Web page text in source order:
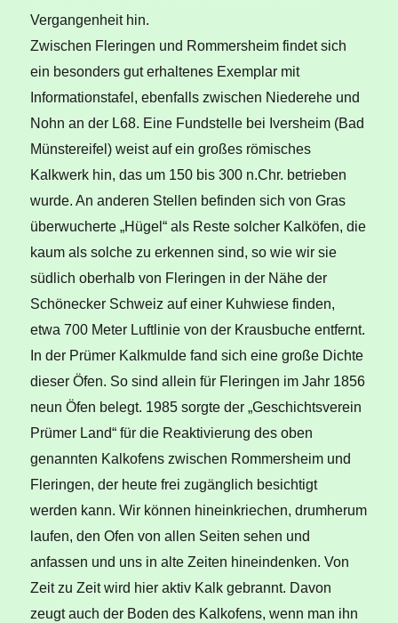
Vergangenheit hin.
Zwischen Fleringen und Rommersheim findet sich
ein besonders gut erhaltenes Exemplar mit
Informationstafel, ebenfalls zwischen Niederehe und
Nohn an der L68. Eine Fundstelle bei Iversheim (Bad
Münstereifel) weist auf ein großes römisches
Kalkwerk hin, das um 150 bis 300 n.Chr. betrieben
wurde. An anderen Stellen befinden sich von Gras
überwucherte „Hügel“ als Reste solcher Kalköfen, die
kaum als solche zu erkennen sind, so wie wir sie
südlich oberhalb von Fleringen in der Nähe der
Schönecker Schweiz auf einer Kuhwiese finden,
etwa 700 Meter Luftlinie von der Krausbuche entfernt.
In der Prümer Kalkmulde fand sich eine große Dichte
dieser Öfen. So sind allein für Fleringen im Jahr 1856
neun Öfen belegt. 1985 sorgte der „Geschichtsverein
Prümer Land“ für die Reaktivierung des oben
genannten Kalkofens zwischen Rommersheim und
Fleringen, der heute frei zugänglich besichtigt
werden kann. Wir können hineinkriechen, drumherum
laufen, den Ofen von allen Seiten sehen und
anfassen und uns in alte Zeiten hineindenken. Von
Zeit zu Zeit wird hier aktiv Kalk gebrannt. Davon
zeugt auch der Boden des Kalkofens, wenn man ihn